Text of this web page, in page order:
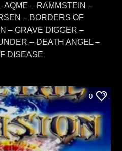
AQME – RAMMSTEIN –
– BORDERS OF
– GRAVE DIGGER –
– DEATH ANGEL –
DISEASE
0